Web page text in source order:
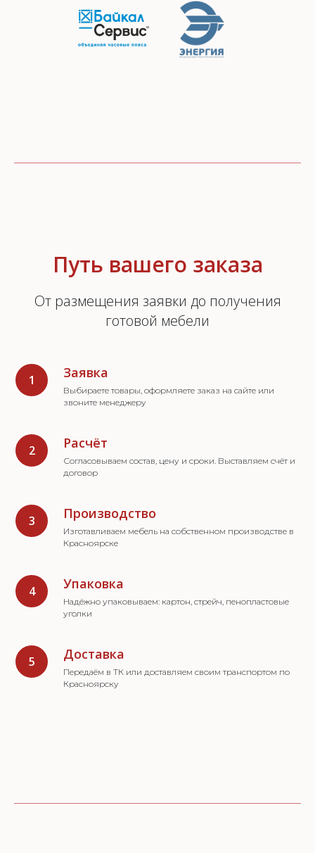
Путь вашего заказа
От размещения заявки до получения
готовой мебели
Заявка
Выбираете товары, оформляете заказ на сайте или
звоните менеджеру
Расчёт
Согласовываем состав, цену и сроки. Выставляем счёт и
договор
Производство
Изготавливаем мебель на собственном производстве в
Красноярске
Упаковка
Надёжно упаковываем: картон, стрейч, пенопластовые
уголки
Доставка
Передаём в ТК или доставляем своим транспортом по
Красноярску